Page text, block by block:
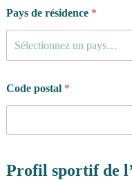
Pays de résidence *
Sélectionnez un pays…
Code postal *
Profil sportif de